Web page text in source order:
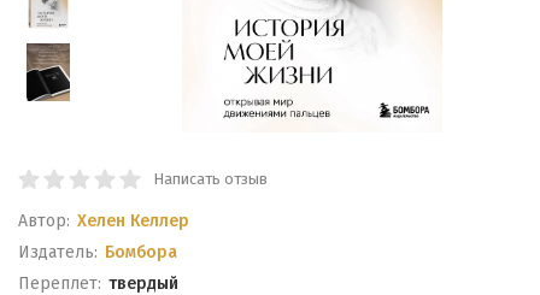
Написать отзыв
Автор: Хелен Келлер
Издатель: Бомбора
Переплет: твердый